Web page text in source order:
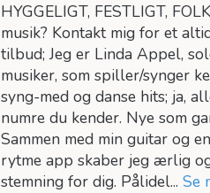
HYGGELIGT, FESTLIGT,
musik? Kontakt mig for et
tilbud; Jeg er Linda Appel,
musiker, som spiller/synger
syng-med og danse hits; ja,
numre du kender. Nye som
Sammen med min guitar og
rytme app skaber jeg ærlig
stemning for dig. Pålidel... Se